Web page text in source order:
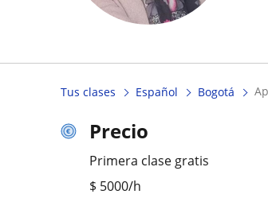
Tus clases Español Bogotá
Precio
Primera clase gratis
$ 5000/h